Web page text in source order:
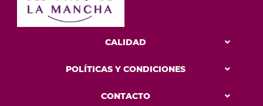
CALIDAD
POLÍTICAS Y CONDICIONES
CONTACTO